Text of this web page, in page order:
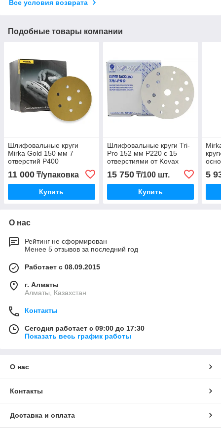
Все условия возврата
Подобные товары компании
Шлифовальные круги
Mirka Gold 150 мм 7
отверстий P400
11 000 ₸/упаковка
Купить
Шлифовальные круги Tri-
Pro 152 мм P220 c 15
отверстиями от Kovax
15 750₸/100 шт.
Купить
5
О нас
Рейтинг не сформирован
Менее 5 отзывов за последний год
Работает с 08.09.2015
г. Алматы
Алматы, Казахстан
Контакты
Сегодня работает с 09:00 до 17:30
Показать весь график работы
О нас
Контакты
Доставка и оплата